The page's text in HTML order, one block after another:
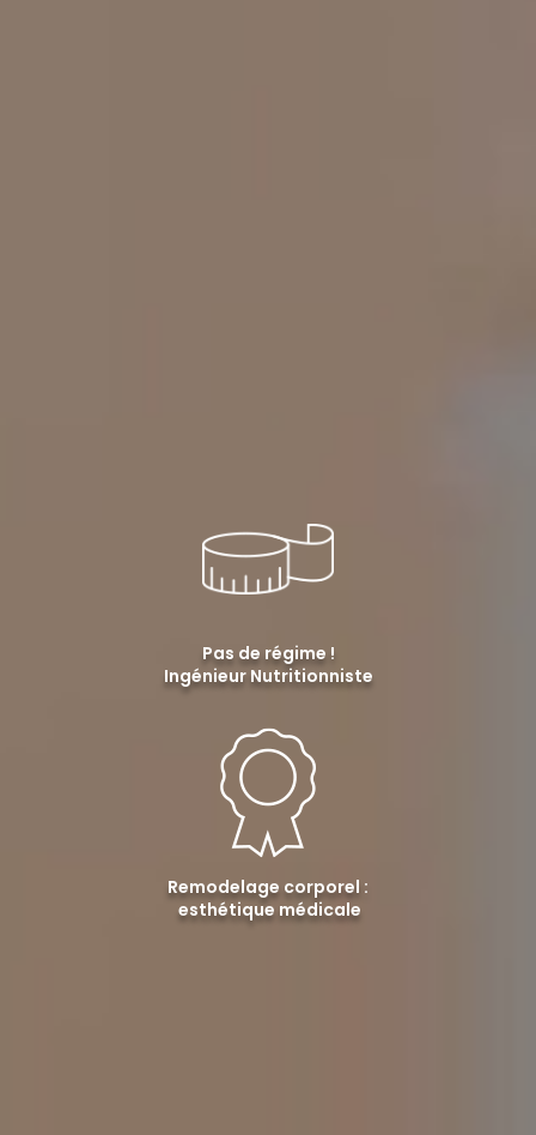
Pas de régime !
Ingénieur Nutritionniste
Remodelage corporel :
esthétique médicale